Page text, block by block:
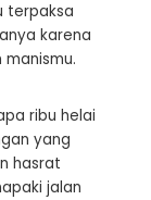
terpaksa
karena
ribu helai
yang
hasrat
jalan